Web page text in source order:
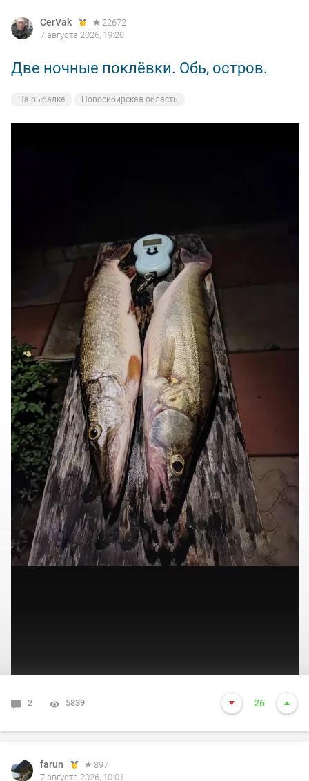
CerVak
22672
7 августа 2026, 19:20
Две ночные поклёвки. Обь, остров.
На рыбалке Новосибирская область
2 5839 26
farun
897
7 августа 2026, 10:01